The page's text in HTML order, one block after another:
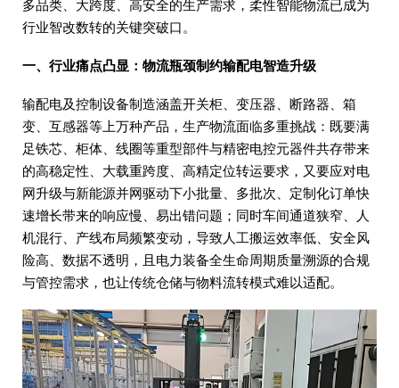
多品类、大跨度、高安全的生产需求，柔性智能物流已成为
行业智改数转的关键突破口。
一、行业痛点凸显：物流瓶颈制约输配电智造升级
输配电及控制设备制造涵盖开关柜、变压器、断路器、箱
变、互感器等上万种产品，生产物流面临多重挑战：既要满
足铁芯、柜体、线圈等重型部件与精密电控元器件共存带来
的高稳定性、大载重跨度、高精定位转运要求，又要应对电
网升级与新能源并网驱动下小批量、多批次、定制化订单快
速增长带来的响应慢、易出错问题；同时车间通道狭窄、人
机混行、产线布局频繁变动，导致人工搬运效率低、安全风
险高、数据不透明，且电力装备全生命周期质量溯源的合规
与管控需求，也让传统仓储与物料流转模式难以适配。